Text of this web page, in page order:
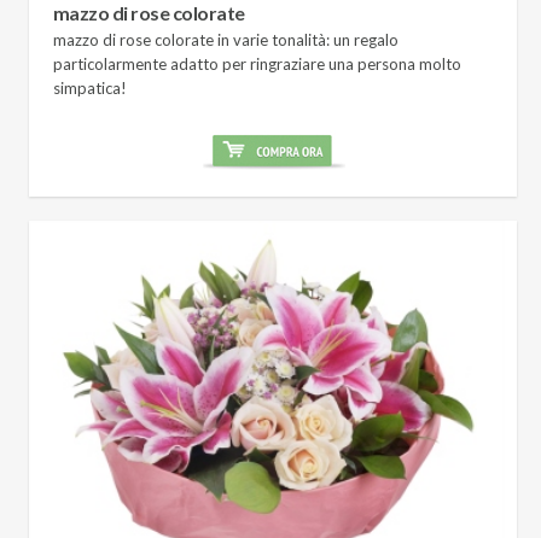
mazzo di rose colorate
mazzo di rose colorate in varie tonalità: un regalo
particolarmente adatto per ringraziare una persona molto
simpatica!